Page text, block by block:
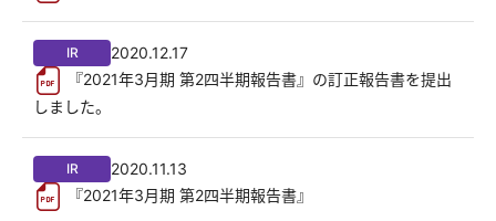
IR
2020.12.17
『2021年3月期 第2四半期報告書』の訂正報告書を提出
しました。
IR
2020.11.13
『2021年3月期 第2四半期報告書』